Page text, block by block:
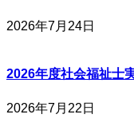
2026年7月24日
2026年度社会福祉士
2026年7月22日